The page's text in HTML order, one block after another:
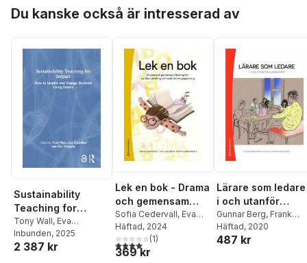
Du kanske också är intresserad av
Sustainability
Teaching for
Impact
Tony Wall, Eva
Österlind, Eva Hallgren
Inbunden, 2025
2 387 kr
Lek en bok - Drama
och gemensam
läsning för
språkutveckling
och estetiskt
engagemang
Sofia Cedervall, Eva
Hallgren,Peter
Sundebrant
Häftad, 2024
4,0utav 5 stjärnor. Totalt antal röster:
(1)
369 kr
Lärare som ledare
i och utanför
klassrummet
Gunnar Berg, Frank
Sundh, Christer Wede
Fia Andersson
Häftad, 2020
487 kr